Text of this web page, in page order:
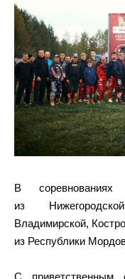
В соревнованиях
из
Владимирской,
из Республики